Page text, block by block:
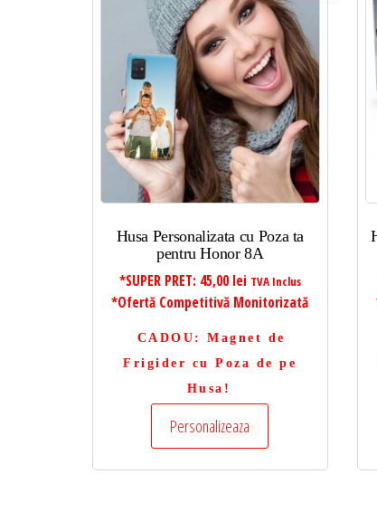
de
la
mic
la
mare
Husa Personalizata cu Poza ta
pentru Honor 8A
*SUPER PRET: 45,00 lei TVA Inclus
*Ofertă Competitivă Monitorizată
CADOU : Magnet de
Frigider cu Poza de pe
Husa!
Personalizeaza